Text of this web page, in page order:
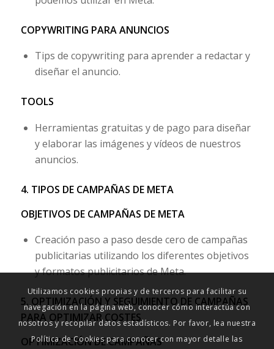
COPYWRITING PARA ANUNCIOS
Tips de copywriting para aprender a redactar y
diseñar el anuncio.
TOOLS
Herramientas gratuitas y de pago para diseñar
y elaborar las imágenes y vídeos de nuestros
anuncios.
4. TIPOS DE CAMPAÑAS DE META
OBJETIVOS DE CAMPAÑAS DE META
Creación paso a paso desde cero de campañas
publicitarias utilizando los diferentes objetivos
y formatos publicitarios de Meta.
5. OPTIMIZACIÓN Y SEGUIMIENTO DE CAMPAÑAS
PARA OPTIMIZAR COSTES
OPTIMIZACIÓN DE CAMPAÑAS
Utilizamos cookies propias y de terceros para facilitar su
navegación en la página web, conocer cómo interactúa con
nosotros y recopilar datos estadísticos. Por favor, lea nuestra
Política de Cookies para conocer con mayor detalle las